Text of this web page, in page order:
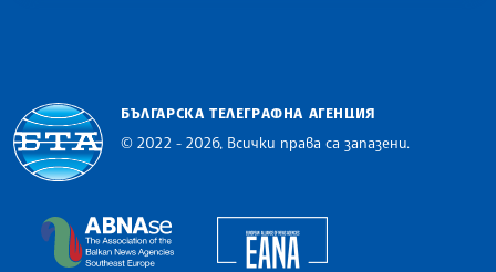
БЪЛГАРСКА ТЕЛЕГРАФНА АГЕНЦИЯ
© 2022 - 2026, Всички права са запазени.
The Assocoation of the Balkan News Agencies